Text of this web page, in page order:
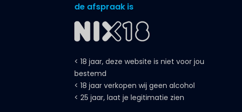
de afspraak is
< 18 jaar, deze website is niet voor jou
bestemd
< 18 jaar verkopen wij geen alcohol
< 25 jaar, laat je legitimatie zien